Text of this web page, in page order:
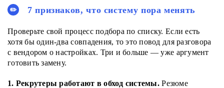
7 признаков, что систему пора менять
Проверьте свой процесс подбора по списку. Если есть
хотя бы один-два совпадения, то это повод для разговора
с вендором о настройках. Три и больше — уже аргумент
готовить замену.
1. Рекрутеры работают в обход системы.Резюме